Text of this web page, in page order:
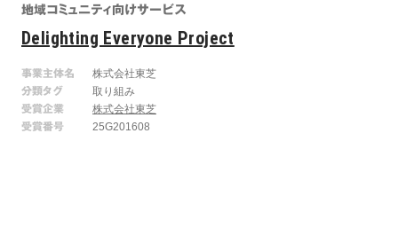
地域コミュニティ向けサービス
Delighting Everyone Project
事業主体名
株式会社東芝
分類タグ
取り組み
受賞企業
株式会社東芝
受賞番号
25G201608